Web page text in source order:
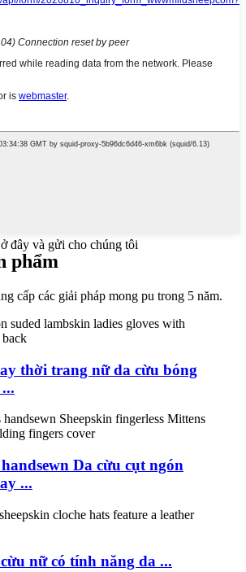
đây và gửi cho chúng tôi
phẩm
cấp các giải pháp mong pu trong 5 năm.
thời trang nữ da cừu bóng
Da cừu cụt ngón
...
nữ có tính năng da ...